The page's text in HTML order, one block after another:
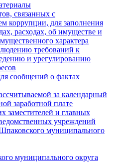
связанных с
коррупции, для заполнения
расходах, об имуществе и
характера
требований к
и урегулированию
сообщений о фактах
за календарный
заработной плате
заместителей и главных
учреждений
муниципального
муниципального округа